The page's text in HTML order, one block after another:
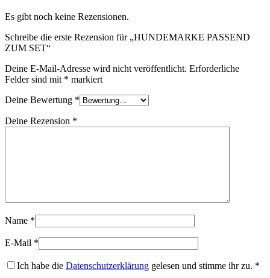
Es gibt noch keine Rezensionen.
Schreibe die erste Rezension für „HUNDEMARKE PASSEND
ZUM SET“
Deine E-Mail-Adresse wird nicht veröffentlicht. Erforderliche
Felder sind mit * markiert
Deine Bewertung *
Deine Rezension *
Name *
E-Mail *
Ich habe die Datenschutzerklärung gelesen und stimme ihr zu. *